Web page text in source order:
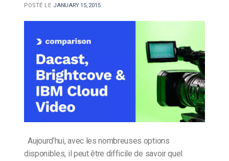
POSTÉ LE JANUARY 15, 2015
Aujourd’hui, avec les nombreuses options
disponibles, il peut être difficile de savoir quel